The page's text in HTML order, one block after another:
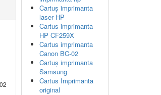
Cartuș imprimanta
laser HP
Cartus imprimanta
HP CF259X
Cartus imprimanta
Canon BC-02
Cartuș imprimanta
Samsung
Cartus Imprimanta
original